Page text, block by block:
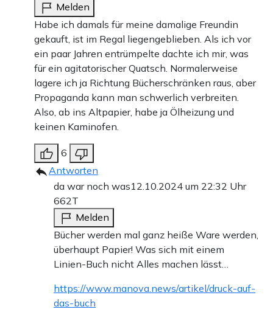
Melden
Habe ich damals für meine damalige Freundin
gekauft, ist im Regal liegengeblieben. Als ich vor
ein paar Jahren entrümpelte dachte ich mir, was
für ein agitatorischer Quatsch. Normalerweise
lagere ich ja Richtung Bücherschränken raus, aber
Propaganda kann man schwerlich verbreiten.
Also, ab ins Altpapier, habe ja Ölheizung und
keinen Kaminofen.
6
Antworten
da war noch was12.10.2024 um 22:32 Uhr
662T
Melden
Bücher werden mal ganz heiße Ware werden,
überhaupt Papier! Was sich mit einem
Linien-Buch nicht Alles machen lässt…
https://www.manova.news/artikel/druck-auf-
das-buch